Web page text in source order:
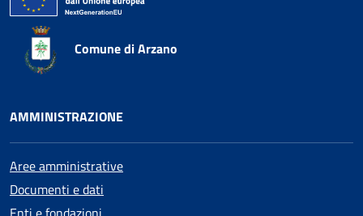
Comune di Arzano
AMMINISTRAZIONE
Aree amministrative
Documenti e dati